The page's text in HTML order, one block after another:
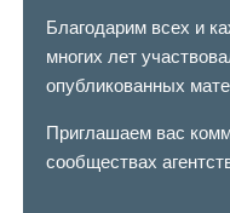
Благодарим всех и
многих лет
опубликованных
Приглашаем вас
сообществах